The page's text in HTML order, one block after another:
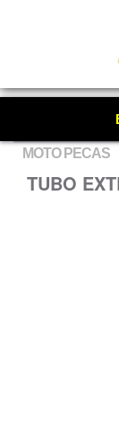
MOTO PECAS
TUBO